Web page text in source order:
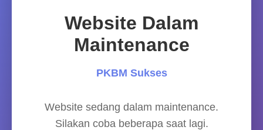
Website Dalam
Maintenance
PKBM Sukses
Website sedang dalam maintenance.
Silakan coba beberapa saat lagi.